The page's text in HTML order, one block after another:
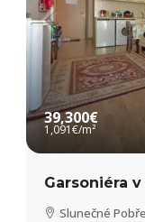
PODROBNĚJI
39,300€
1,091€/m²
Garsoniéra
Slunečné